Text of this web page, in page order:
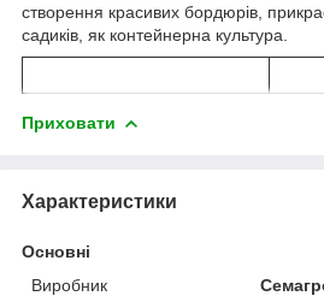
створення красивих бордюрів,
садиків, як контейнерна культура.
Приховати
Характеристики
Основні
Виробник